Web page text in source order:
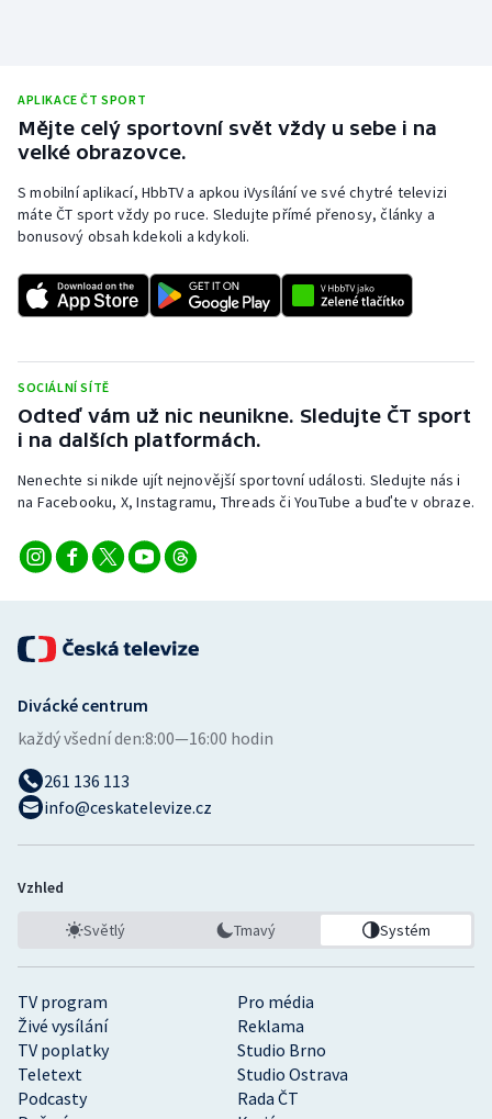
APLIKACE ČT SPORT
Mějte celý sportovní svět vždy u sebe i na
velké obrazovce.
S mobilní aplikací, HbbTV a apkou iVysílání ve své chytré televizi
máte ČT sport vždy po ruce. Sledujte přímé přenosy, články a
bonusový obsah kdekoli a kdykoli.
SOCIÁLNÍ SÍTĚ
Odteď vám už nic neunikne. Sledujte ČT sport
i na dalších platformách.
Nenechte si nikde ujít nejnovější sportovní události. Sledujte nás i
na Facebooku, X, Instagramu, Threads či YouTube a buďte v obraze.
TV program
Pro média
Živé vysílání
Reklama
TV poplatky
Studio Brno
Teletext
Studio Ostrava
Podcasty
Rada ČT
Divácké centrum
každý všední den:8:00—16:00 hodin
261 136 113
info@ceskatelevize.cz
Vzhled
Světlý Tmavý Systém